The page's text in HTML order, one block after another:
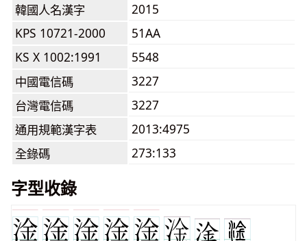
韓國人名漢字
2015
KPS 10721-2000
51AA
KS X 1002:1991
5548
中國電信碼
3227
台灣電信碼
3227
通用規範漢字表
2013:4975
全錄碼
273:133
字型收錄